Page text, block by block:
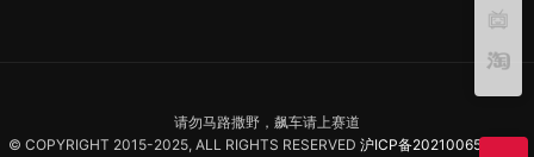
请勿马路撒野，飙车请上赛道
© COPYRIGHT 2015-2025, ALL RIGHTS RESERVED 沪ICP备2021006557号-1